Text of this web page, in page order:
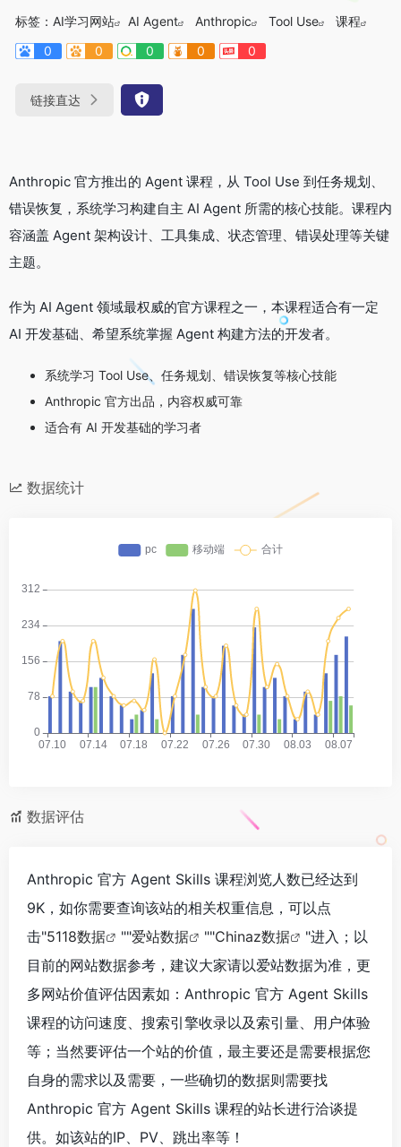
标签： AI学习网站 AI Agent Anthropic Tool Use
课程
0
0 0 0 0
链接直达
Anthropic 官方推出的 Agent 课程，从 Tool Use 到任务规划、
错误恢复，系统学习构建自主 AI Agent 所需的核心技能。课程内
容涵盖 Agent 架构设计、工具集成、状态管理、错误处理等关键
主题。
作为 AI Agent 领域最权威的官方课程之一，本课程适合有一定
AI 开发基础、希望系统掌握 Agent 构建方法的开发者。
系统学习 Tool Use、任务规划、错误恢复等核心技能
Anthropic 官方出品，内容权威可靠
适合有 AI 开发基础的学习者
数据统计
数据评估
Anthropic 官方 Agent Skills 课程浏览人数已经达到
9K，如你需要查询该站的相关权重信息，可以点
击"5118数据 ""爱站数据 ""Chinaz数据
"进入；以
目前的网站数据参考，建议大家请以爱站数据为准，更
多网站价值评估因素如：Anthropic 官方 Agent Skills
课程的访问速度、搜索引擎收录以及索引量、用户体验
等；当然要评估一个站的价值，最主要还是需要根据您
自身的需求以及需要，一些确切的数据则需要找
Anthropic 官方 Agent Skills 课程的站长进行洽谈提
供。如该站的IP、PV、跳出率等！